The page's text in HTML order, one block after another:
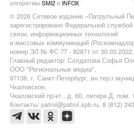
алгоритмы SMI2 и INFOX
© 2026 Сетевое издание «Патрульный
зарегистрировано Федеральной
связи, информационных технологий
и массовых коммуникаций
номер ЭЛ № ФС 77 - 82871 от 30.03.2022.
Главный редактор: Солдатова Софья
ООО "Региональные медиа",
97136, г. Санкт-Петербург,
Чкаловское,
Чкаловский пр-кт., д. 60, литера Д, пом.
Контакты: patrol@patrol.spb.ru, 8 (812)